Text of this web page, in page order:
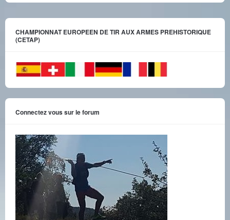
CHAMPIONNAT EUROPEEN DE TIR AUX ARMES PREHISTORIQUE
(CETAP)
Connectez vous sur le forum